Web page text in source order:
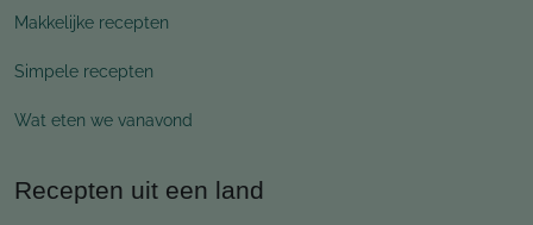
Makkelijke recepten
Simpele recepten
Wat eten we vanavond
Recepten uit een land